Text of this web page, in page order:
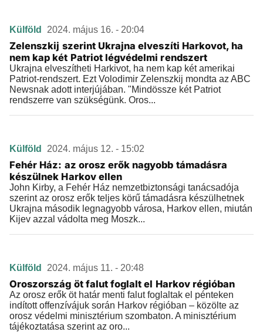
Külföld 2024. május 16. - 20:04
Zelenszkij szerint Ukrajna elveszíti Harkovot, ha
nem kap két Patriot légvédelmi rendszert
Ukrajna elveszítheti Harkivot, ha nem kap két amerikai
Patriot-rendszert. Ezt Volodimir Zelenszkij mondta az ABC
Newsnak adott interjújában. "Mindössze két Patriot
rendszerre van szükségünk. Oros...
Külföld 2024. május 12. - 15:02
Fehér Ház: az orosz erők nagyobb támadásra
készülnek Harkov ellen
John Kirby, a Fehér Ház nemzetbiztonsági tanácsadója
szerint az orosz erők teljes körű támadásra készülhetnek
Ukrajna második legnagyobb városa, Harkov ellen, miután
Kijev azzal vádolta meg Moszk...
Külföld 2024. május 11. - 20:48
Oroszország öt falut foglalt el Harkov régióban
Az orosz erők öt határ menti falut foglaltak el pénteken
indított offenzívájuk során Harkov régióban – közölte az
orosz védelmi minisztérium szombaton. A minisztérium
tájékoztatása szerint az oro...